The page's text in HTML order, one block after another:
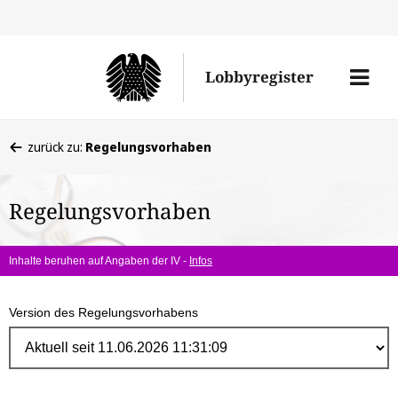
Lobbyregister
Menü
befinden
hier:
zurück zu: Regelungsvorhaben
Regelungsvorhaben
Inhalte beruhen auf Angaben der IV - Infos
Version des Regelungsvorhabens